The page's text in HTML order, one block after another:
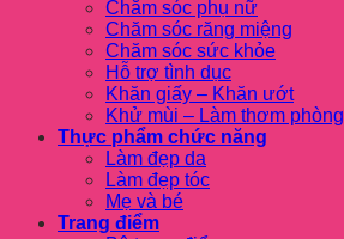
Chăm sóc phụ nữ
Chăm sóc răng miệng
Chăm sóc sức khỏe
Hỗ trợ tình dục
Khăn giấy – Khăn ướt
Khử mùi – Làm thơm phòng
Thực phẩm chức năng
Làm đẹp da
Làm đẹp tóc
Mẹ và bé
Trang điểm